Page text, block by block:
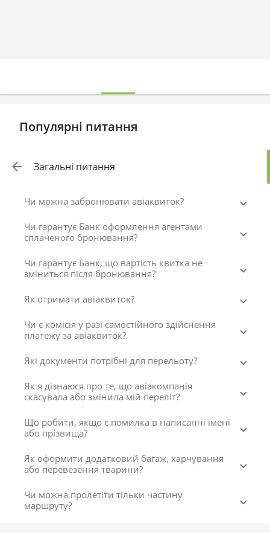
Популярні питання
Загальні питання
Чи можна забронювати авіаквиток?
Чи гарантує Банк оформлення агентами
сплаченого бронювання?
Чи гарантує Банк, що вартість квитка не
зміниться після бронювання?
Як отримати авіаквиток?
Чи є комісія у разі самостійного здійснення
платежу за авіаквиток?
Які документи потрібні для перельоту?
Як я дізнаюся про те, що авіакомпанія
скасувала або змінила мій переліт?
Що робити, якщо є помилка в написанні імені
або прізвища?
Як оформити додатковий багаж, харчування
або перевезення тварини?
Чи можна пролетіти тільки частину
маршруту?